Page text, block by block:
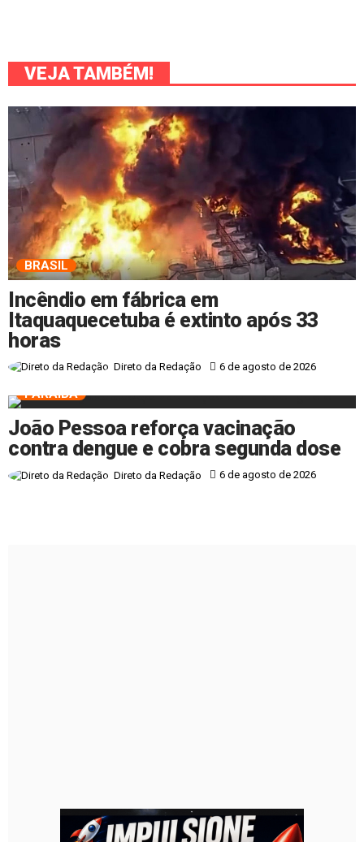
VEJA TAMBÉM!
BRASIL
Incêndio em fábrica em
Itaquaquecetuba é extinto após 33
horas
Direto da Redação 6 de agosto de 2026
PARAÍBA
João Pessoa reforça vacinação
contra dengue e cobra segunda dose
Direto da Redação 6 de agosto de 2026